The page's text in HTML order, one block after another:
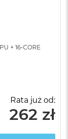
+ 16-CORE
Rata już od:
262 zł